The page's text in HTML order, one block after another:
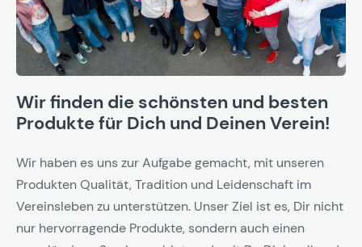
Wir finden die schönsten und besten
Produkte für Dich und Deinen Verein!
Wir haben es uns zur Aufgabe gemacht, mit unseren
Produkten Qualität, Tradition und Leidenschaft im
Vereinsleben zu unterstützen. Unser Ziel ist es, Dir nicht
nur hervorragende Produkte, sondern auch einen